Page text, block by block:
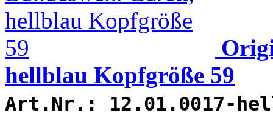
hellblau Kopfgröße 59
Art.Nr.: 12.01.0017-